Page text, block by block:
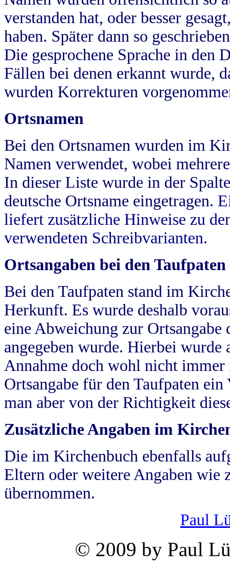
verstanden hat, oder besser
haben. Später dann so
Die gesprochene Sprache in
Fällen bei denen erkannt wurde,
wurden Korrekturen
Ortsnamen
Bei den Ortsnamen wurden im
Namen verwendet, wobei
In dieser Liste wurde in der
deutsche Ortsname eingetragen.
liefert zusätzliche Hinweise zu
verwendeten Schreibvarianten.
Ortsangaben bei den Taufpaten
Bei den Taufpaten stand im
Herkunft. Es wurde deshalb
eine Abweichung zur
angegeben wurde. Hierbei wurde
Annahme doch wohl nicht
Ortsangabe für den Taufpaten
man aber von der Richtigkeit
Zusätzliche Angaben im
Die im Kirchenbuch ebenfalls
Eltern oder weitere Angaben wie
übernommen.
Paul
© 2009 by Paul